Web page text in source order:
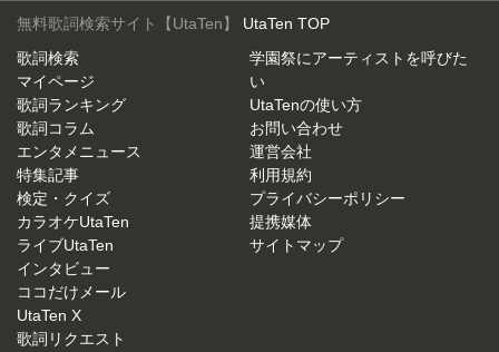
無料歌詞検索サイト【UtaTen】 UtaTen TOP
歌詞検索
マイページ
歌詞ランキング
歌詞コラム
エンタメニュース
特集記事
検定・クイズ
カラオケUtaTen
ライブUtaTen
インタビュー
ココだけメール
UtaTen X
歌詞リクエスト
学園祭にアーティストを呼びた
い
UtaTenの使い方
お問い合わせ
運営会社
利用規約
プライバシーポリシー
提携媒体
サイトマップ